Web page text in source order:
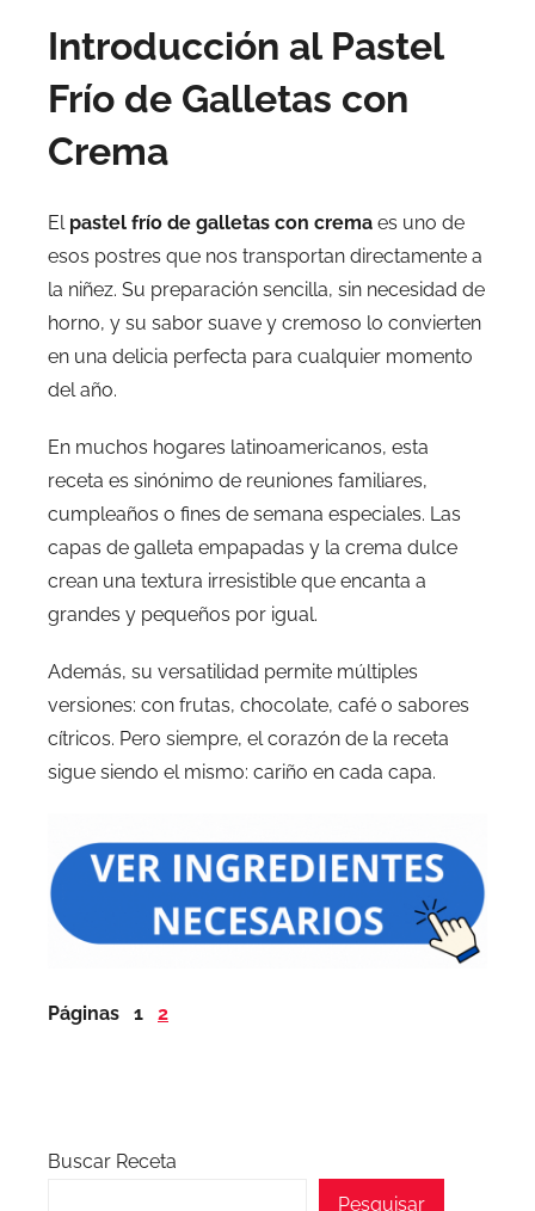
Introducción al Pastel
Frío de Galletas con
Crema
El pastel frío de galletas con crema es uno de
esos postres que nos transportan directamente a
la niñez. Su preparación sencilla, sin necesidad de
horno, y su sabor suave y cremoso lo convierten
en una delicia perfecta para cualquier momento
del año.
En muchos hogares latinoamericanos, esta
receta es sinónimo de reuniones familiares,
cumpleaños o fines de semana especiales. Las
capas de galleta empapadas y la crema dulce
crean una textura irresistible que encanta a
grandes y pequeños por igual.
Además, su versatilidad permite múltiples
versiones: con frutas, chocolate, café o sabores
cítricos. Pero siempre, el corazón de la receta
sigue siendo el mismo: cariño en cada capa.
Páginas 1 2
Buscar Receta
Pesquisar